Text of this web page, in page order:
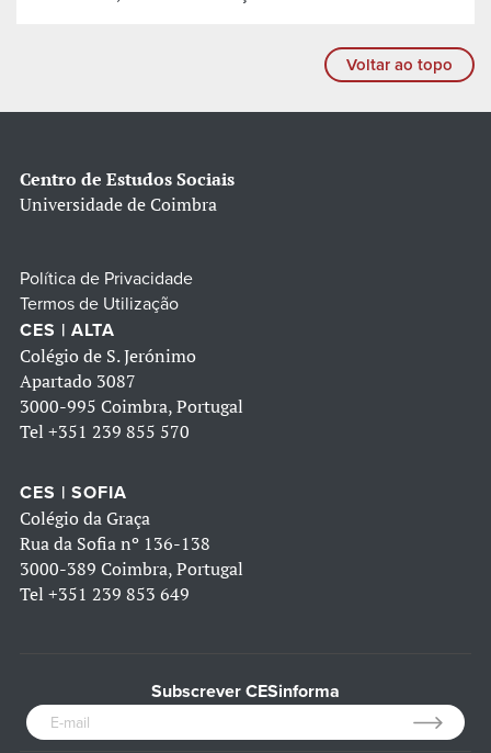
Voltar ao topo
Centro de Estudos Sociais
Universidade de Coimbra
Política de Privacidade
Termos de Utilização
CES | ALTA
Colégio de S. Jerónimo
Apartado 3087
3000-995 Coimbra, Portugal
Tel +351 239 855 570
CES | SOFIA
Colégio da Graça
Rua da Sofia nº 136-138
3000-389 Coimbra, Portugal
Tel +351 239 853 649
Subscrever CESinforma